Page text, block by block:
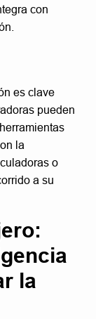
con
es clave
pueden
la
o
a su
la